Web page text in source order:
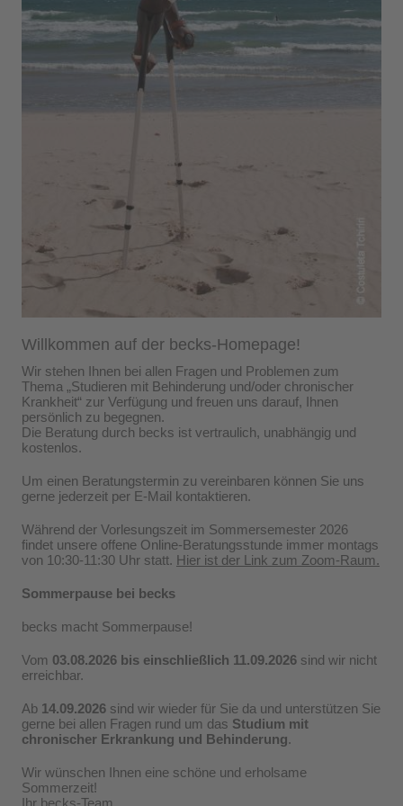
Willkommen auf der becks-Homepage!
Wir stehen Ihnen bei allen Fragen und Problemen zum
Thema „Studieren mit Behinderung und/oder chronischer
Krankheit“ zur Verfügung und freuen uns darauf, Ihnen
persönlich zu begegnen.
Die Beratung durch becks ist vertraulich, unabhängig und
kostenlos.
Um einen Beratungstermin zu vereinbaren können Sie uns
gerne jederzeit per E-Mail kontaktieren.
Während der Vorlesungszeit im Sommersemester 2026
findet unsere offene Online-Beratungsstunde immer montags
von 10:30-11:30 Uhr statt. Hier ist der Link zum Zoom-Raum.
Sommerpause bei becks
becks macht Sommerpause!
Vom 03.08.2026 bis einschließlich 11.09.2026 sind wir nicht
erreichbar.
Ab 14.09.2026 sind wir wieder für Sie da und unterstützen Sie
gerne bei allen Fragen rund um das Studium mit
chronischer Erkrankung und Behinderung.
Wir wünschen Ihnen eine schöne und erholsame
Sommerzeit!
Ihr becks-Team